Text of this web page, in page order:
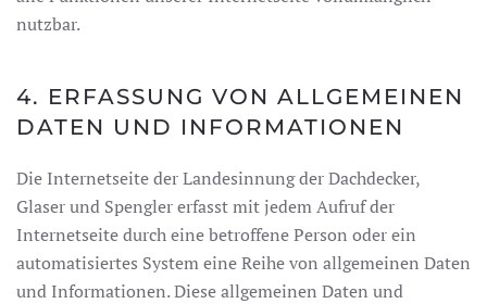
nutzbar.
4. ERFASSUNG VON ALLGEMEINEN
DATEN UND INFORMATIONEN
Die Internetseite der Landesinnung der Dachdecker,
Glaser und Spengler erfasst mit jedem Aufruf der
Internetseite durch eine betroffene Person oder ein
automatisiertes System eine Reihe von allgemeinen Daten
und Informationen. Diese allgemeinen Daten und